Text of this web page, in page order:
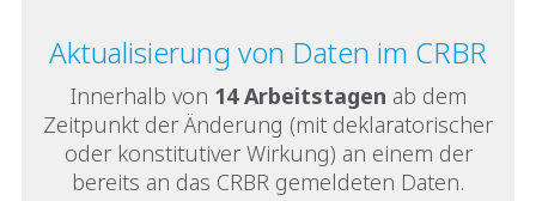
Aktualisierung von Daten im CRBR
Innerhalb von 14 Arbeitstagen ab dem
Zeitpunkt der Änderung (mit deklaratorischer
oder konstitutiver Wirkung) an einem der
bereits an das CRBR gemeldeten Daten.